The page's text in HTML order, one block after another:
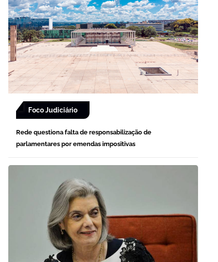
Foco Judiciário
Rede questiona falta de responsabilização de
parlamentares por emendas impositivas